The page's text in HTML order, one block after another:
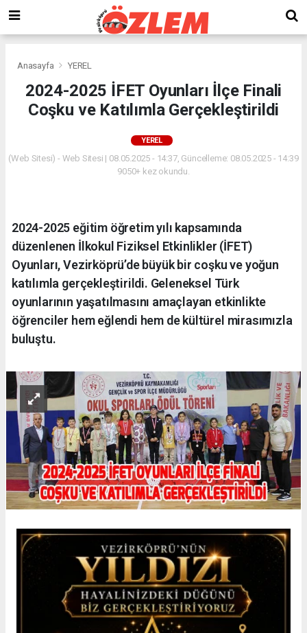
Anasayfa YEREL
2024-2025 İFET Oyunları İlçe Finali
Coşku ve Katılımla Gerçekleştirildi
YEREL
(Web Sitesi) - Web Sitesi | 08.05.2025 - 14:37, Güncelleme: 08.05.2025 - 14:39
9050+ kez okundu.
2024-2025 eğitim öğretim yılı kapsamında
düzenlenen İlkokul Fiziksel Etkinlikler (İFET)
Oyunları, Vezirköprü’de büyük bir coşku ve yoğun
katılımla gerçekleştirildi. Geleneksel Türk
oyunlarının yaşatılmasını amaçlayan etkinlikte
öğrenciler hem eğlendi hem de kültürel mirasımızla
buluştu.